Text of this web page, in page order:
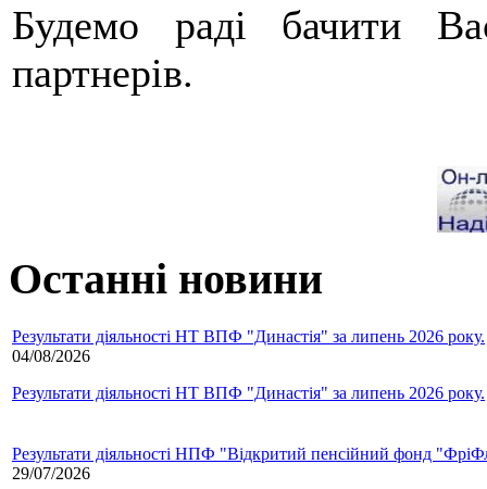
Будемо раді бачити
партнерів.
Останні новини
Результати діяльності НТ ВПФ "Династія" за липень 2026 року.
04/08/2026
Результати діяльності НТ ВПФ "Династія" за липень 2026 року.
Результати діяльності НПФ "Відкритий пенсійний фонд
29/07/2026